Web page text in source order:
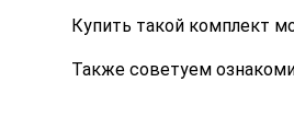
Купить такой комплект
Также советуем